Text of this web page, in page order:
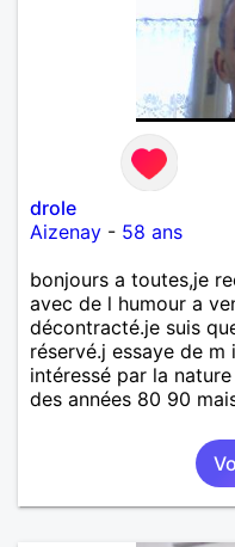
drole
Aizenay - 58 ans
bonjours a toutes,je
avec de l humour a
décontracté.je suis
réservé.j essaye de
intéressé par la
des années 80 90